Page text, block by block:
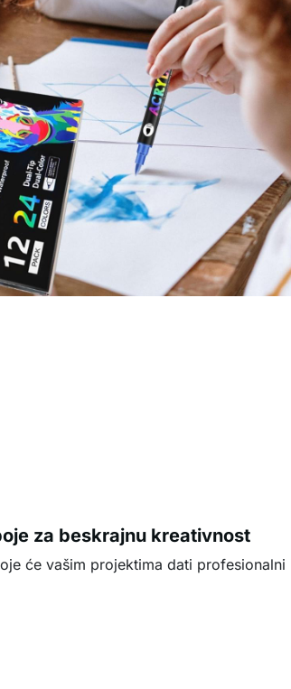
za beskrajnu kreativnost
će vašim projektima dati profesionalni